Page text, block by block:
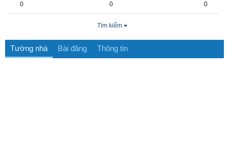
0 0 0
Tìm kiếm
Tường nhà Bài đăng Thông tin